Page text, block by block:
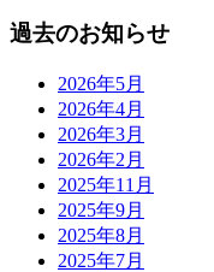
過去のお知らせ
2026年5月
2026年4月
2026年3月
2026年2月
2025年11月
2025年9月
2025年8月
2025年7月